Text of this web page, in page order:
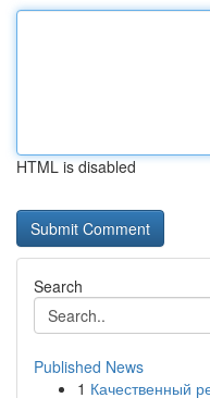
HTML is disabled
Search
Published News
1 Качественный